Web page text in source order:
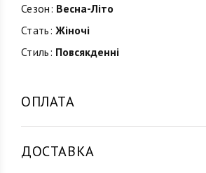
Сезон: Весна-Літо
Стать: Жіночі
Стиль: Повсякденні
ОПЛАТА
ДОСТАВКА